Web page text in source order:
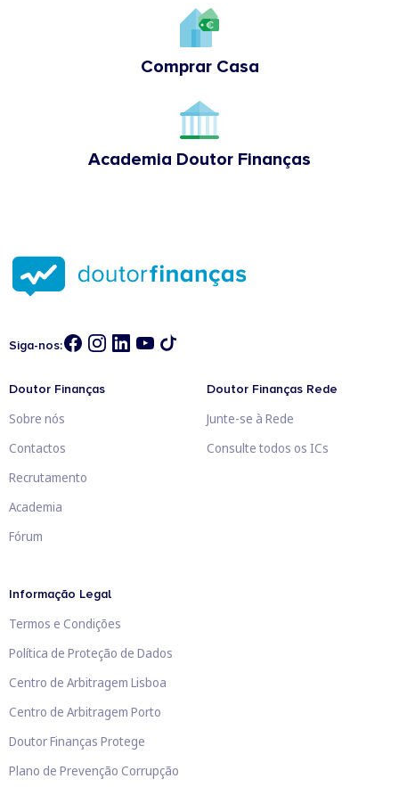
Comprar Casa
Academia Doutor Finanças
Siga-nos:
Doutor Finanças
Sobre nós
Contactos
Recrutamento
Academia
Fórum
Doutor Finanças Rede
Junte-se à Rede
Consulte todos os ICs
Informação Legal
Termos e Condições
Política de Proteção de Dados
Centro de Arbitragem Lisboa
Centro de Arbitragem Porto
Doutor Finanças Protege
Plano de Prevenção Corrupção